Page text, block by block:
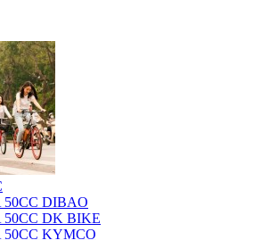
50CC DIBAO
50CC DK BIKE
50CC KYMCO